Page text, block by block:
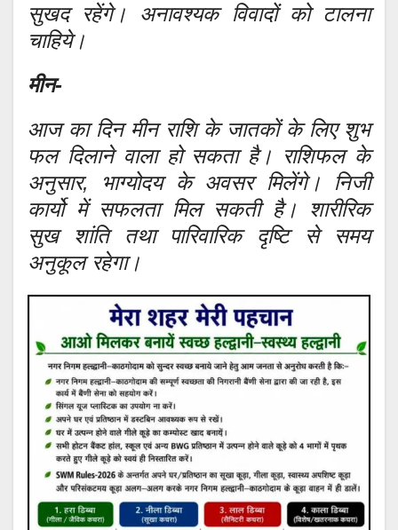
सुखद रहेंगे। अनावश्यक विवादों को टालना
चाहिये।
मीन-
आज का दिन मीन राशि के जातकों के लिए शुभ
फल दिलाने वाला हो सकता है। राशिफल के
अनुसार, भाग्योदय के अवसर मिलेंगे। निजी
कार्यो में सफलता मिल सकती है। शारीरिक
सुख शांति तथा पारिवारिक दृष्टि से समय
अनुकूल रहेगा।